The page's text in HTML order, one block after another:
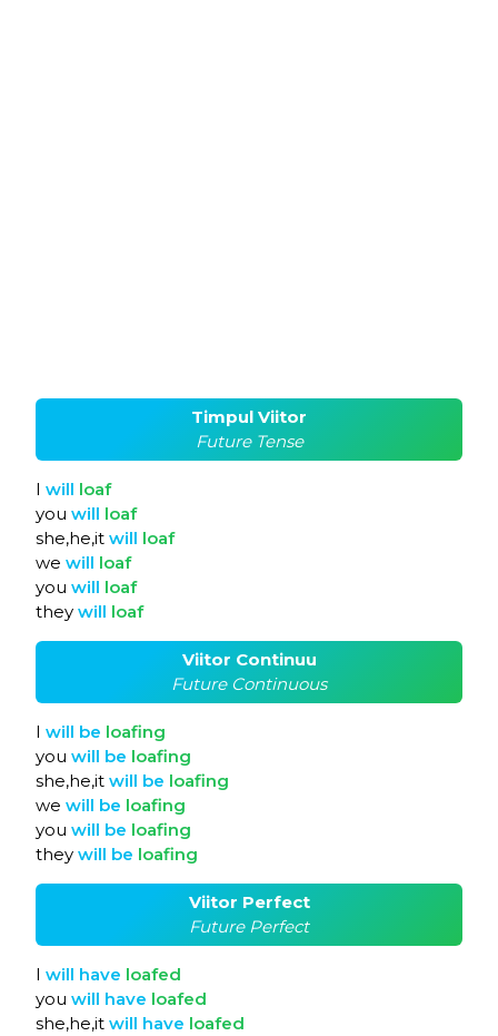
Timpul Viitor
Future Tense
I will loaf
you will loaf
she,he,it will loaf
we will loaf
you will loaf
they will loaf
Viitor Continuu
Future Continuous
I will be loafing
you will be loafing
she,he,it will be loafing
we will be loafing
you will be loafing
they will be loafing
Viitor Perfect
Future Perfect
I will have loafed
you will have loafed
she,he,it will have loafed